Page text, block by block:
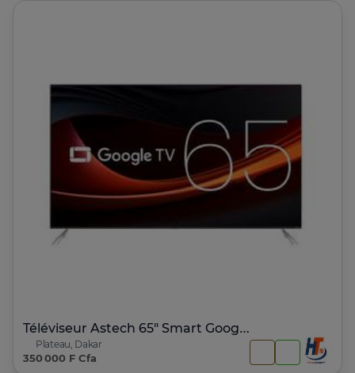
Téléviseur Astech 65" Smart Google Tv
Plateau, Dakar
350 000 F Cfa